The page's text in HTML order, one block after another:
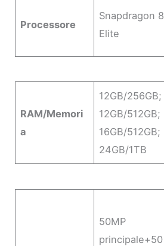
Processore
Snapdragon 8
Elite
RAM/Memori
a
12GB/256GB;
12GB/512GB;
16GB/512GB;
24GB/1TB
50MP
principale+50